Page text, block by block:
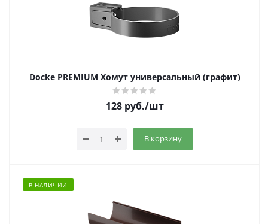
Docke PREMIUM Хомут универсальный (графит)
128руб./шт
В корзину
В НАЛИЧИИ